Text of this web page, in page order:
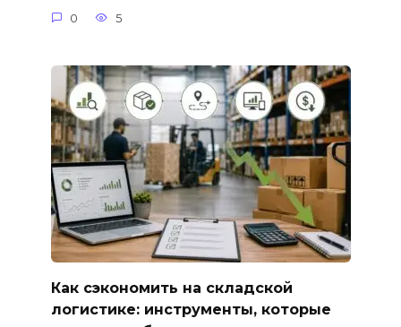
0 5
Как сэкономить на складской
логистике: инструменты, которые